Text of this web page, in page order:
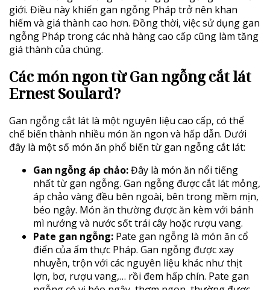
giới. Điều này khiến gan ngỗng Pháp trở nên khan
hiếm và giá thành cao hơn. Đồng thời, việc sử dụng gan
ngỗng Pháp trong các nhà hàng cao cấp cũng làm tăng
giá thành của chúng.
Các món ngon từ Gan ngỗng cắt lát
Ernest Soulard?
Gan ngỗng cắt lát là một nguyên liệu cao cấp, có thể
chế biến thành nhiều món ăn ngon và hấp dẫn. Dưới
đây là một số món ăn phổ biến từ gan ngỗng cắt lát:
Gan ngỗng áp chảo:Đây là món ăn nổi tiếng
nhất từ gan ngỗng. Gan ngỗng được cắt lát mỏng,
áp chảo vàng đều bên ngoài, bên trong mềm mịn,
béo ngậy. Món ăn thường được ăn kèm với bánh
mì nướng và nước sốt trái cây hoặc rượu vang.
Pate gan ngỗng: Pate gan ngỗng là món ăn cổ
điển của ẩm thực Pháp. Gan ngỗng được xay
nhuyễn, trộn với các nguyên liệu khác như thịt
lợn, bơ, rượu vang,… rồi đem hấp chín. Pate gan